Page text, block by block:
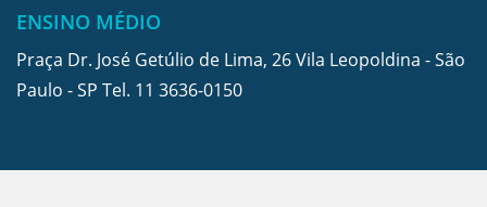
ENSINO MÉDIO
Praça Dr. José Getúlio de Lima, 26 Vila Leopoldina - São
Paulo - SP Tel. 11 3636-0150